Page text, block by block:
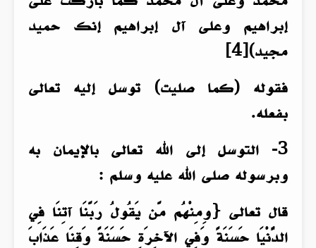
إبراهيم وعلى آل إبراهيم إنك حميد
مجيد)[4]
فقوله (كما صليت) توسل إليه تعالى
بفعله.
3- التوسل إلى الله تعالى بالإيمان به
وبرسوله صلى الله عليه وسلم :
قال تعالى {وِمِنْهُم مَّن يَقُولُ رَبَّنَا آتِنَا فِي
الدُّنْيَا حَسَنَةً وَفِي الآخِرَةِ حَسَنَةً وَقِنَا عَذَابَ